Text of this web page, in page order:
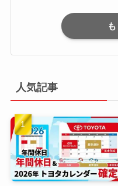
人気記事